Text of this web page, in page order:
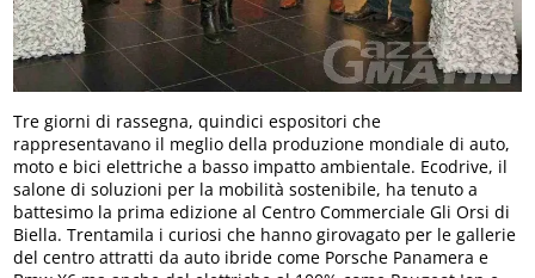
Tre giorni di rassegna, quindici espositori che
rappresentavano il meglio della produzione mondiale di auto,
moto e bici elettriche a basso impatto ambientale. Ecodrive, il
salone di soluzioni per la mobilità sostenibile, ha tenuto a
battesimo la prima edizione al Centro Commerciale Gli Orsi di
Biella. Trentamila i curiosi che hanno girovagato per le gallerie
del centro attratti da auto ibride come Porsche Panamera e